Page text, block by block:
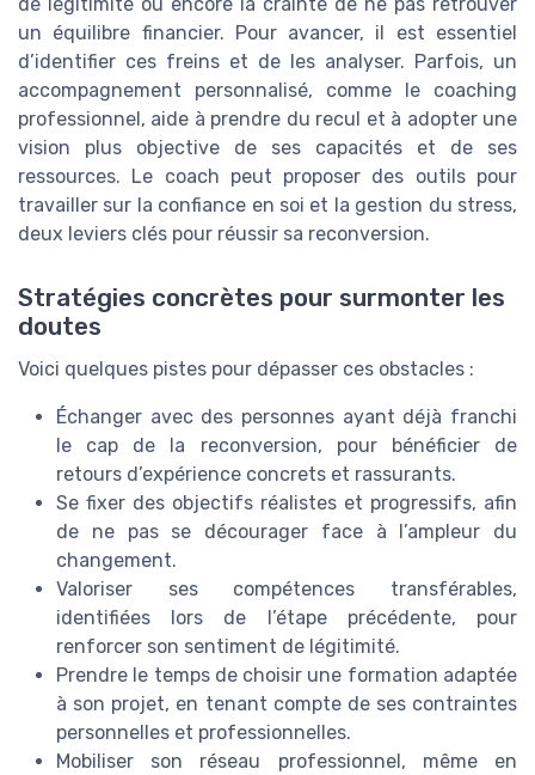
un équilibre financier. Pour avancer, il est essentiel
d’identifier ces freins et de les analyser. Parfois, un
accompagnement personnalisé, comme le coaching
professionnel, aide à prendre du recul et à adopter une
vision plus objective de ses capacités et de ses
ressources. Le coach peut proposer des outils pour
travailler sur la confiance en soi et la gestion du stress,
deux leviers clés pour réussir sa reconversion.
Stratégies concrètes pour surmonter les
doutes
Voici quelques pistes pour dépasser ces obstacles :
Échanger avec des personnes ayant déjà franchi
le cap de la reconversion, pour bénéficier de
retours d’expérience concrets et rassurants.
Se fixer des objectifs réalistes et progressifs, afin
de ne pas se décourager face à l’ampleur du
changement.
Valoriser ses compétences transférables,
identifiées lors de l’étape précédente, pour
renforcer son sentiment de légitimité.
Prendre le temps de choisir une formation adaptée
à son projet, en tenant compte de ses contraintes
personnelles et professionnelles.
Mobiliser son réseau professionnel, même en